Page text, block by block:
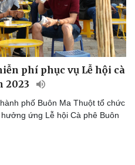
phí phục vụ Lễ hội cà
2023
phố Buôn Ma Thuột tổ chức
ứng Lễ hội Cà phê Buôn